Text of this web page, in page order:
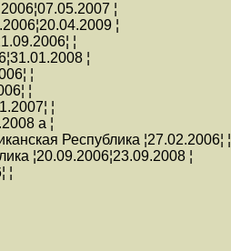
¦
¦
¦
¦
¦
¦
¦
a ¦
Республика ¦27.02.2006¦ ¦
¦20.09.2006¦23.09.2008 ¦
¦